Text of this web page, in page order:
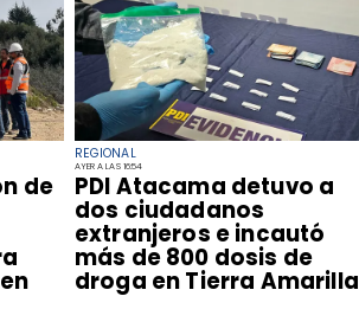
de
REGIONAL
AYER A LAS 16:54
​PDI Atacama detuvo a
dos ciudadanos
extranjeros e incautó
más de 800 dosis de
droga en Tierra Amarilla